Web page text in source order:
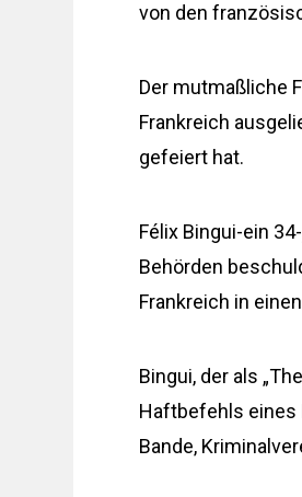
von den
Der mutmaßliche
Frankreich
gefeiert hat.
Félix Bingui-ein
Behörden
Frankreich in
Bingui, der als
Haftbefehls eines
Bande,